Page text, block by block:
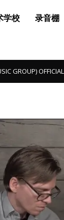
学校 录音棚
GROUP) OFFICIAL